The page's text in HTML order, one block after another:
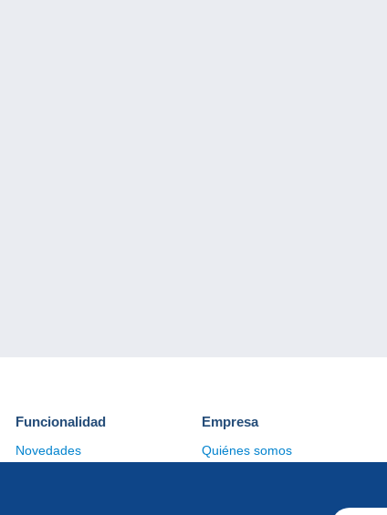
Funcionalidad
Novedades
Empresa
Quiénes somos